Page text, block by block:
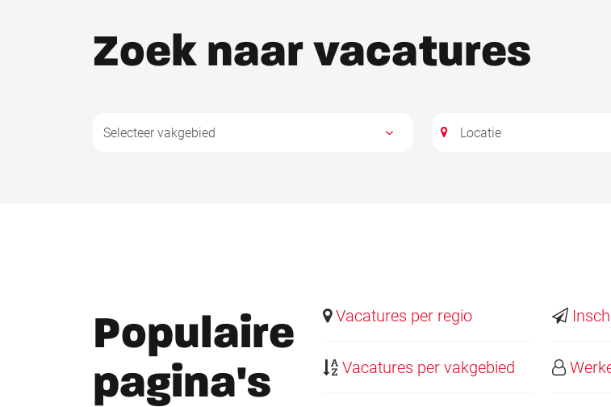
Zoek naar vacatures
Populaire
pagina's
Vacatures per regio
Vacatures per vakgebied